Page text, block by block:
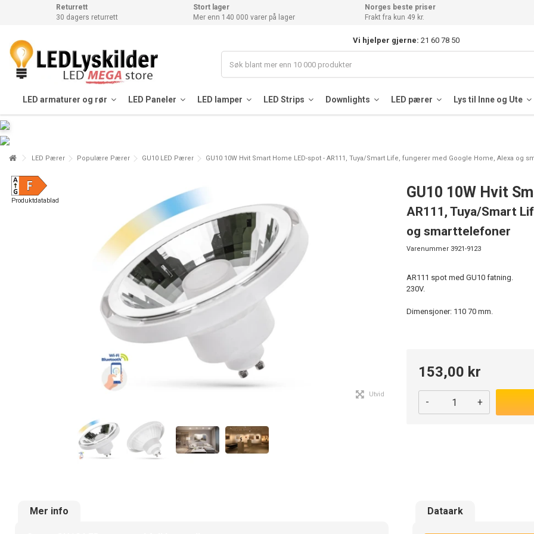
Returrett
30 dagers returrett
Stort lager
Mer enn 140 000 varer på lager
Norges beste priser
Frakt fra kun 49 kr.
Vi hjelper gjerne: 21 60 78 50
LED armaturer og rør LED Paneler LED lamper LED Strips Downlights LED pærer Lys til Inne og Ute
LED Pærer Populære Pærer GU10 LED Pærer GU10 10W Hvit Smart Home LED-spot - AR111, Tuya/Smart Life, fungerer med Google Home, Alexa og
Produktdatablad
Utvid
GU10 10W Hvit
AR111, Tuya/Smart
og smarttelefoner
Varenummer 3921-9123
AR111 spot med GU10 fatning.
230V.
Dimensjoner: 110 70 mm.
153,00 kr
- +
Mer info Dataark